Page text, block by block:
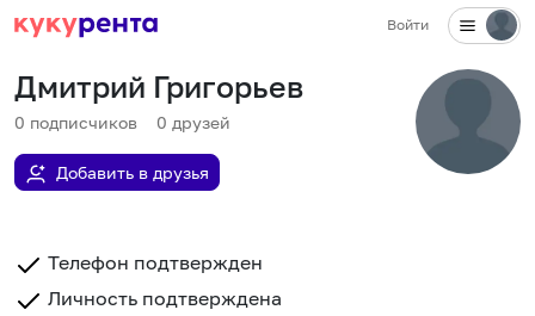
Войти
Дмитрий Григорьев
0 подписчиков 0 друзей
Добавить в друзья
Телефон подтвержден
Личность подтверждена